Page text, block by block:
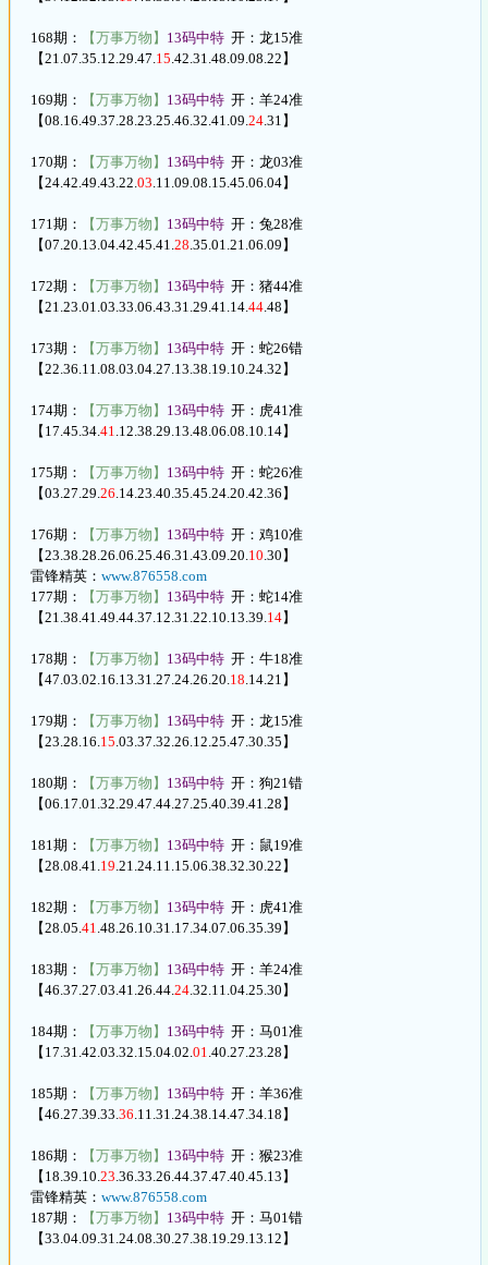
168期： 【万事万物】 13码中特 开：龙15准
【21.07.35.12.29.47.15.42.31.48.09.08.22】
169期： 【万事万物】 13码中特 开：羊24准
【08.16.49.37.28.23.25.46.32.41.09.24.31】
170期： 【万事万物】 13码中特 开：龙03准
【24.42.49.43.22.03.11.09.08.15.45.06.04】
171期： 【万事万物】 13码中特 开：兔28准
【07.20.13.04.42.45.41.28.35.01.21.06.09】
172期： 【万事万物】 13码中特 开：猪44准
【21.23.01.03.33.06.43.31.29.41.14.44.48】
173期： 【万事万物】 13码中特 开：蛇26错
【22.36.11.08.03.04.27.13.38.19.10.24.32】
174期： 【万事万物】 13码中特 开：虎41准
【17.45.34.41.12.38.29.13.48.06.08.10.14】
175期： 【万事万物】 13码中特 开：蛇26准
【03.27.29.26.14.23.40.35.45.24.20.42.36】
176期： 【万事万物】 13码中特 开：鸡10准
【23.38.28.26.06.25.46.31.43.09.20.10.30】
雷锋精英： www.876558.com
177期：
【万事万物】 13码中特 开：蛇14准
【21.38.41.49.44.37.12.31.22.10.13.39.14】
178期： 【万事万物】 13码中特 开：牛18准
【47.03.02.16.13.31.27.24.26.20.18.14.21】
179期： 【万事万物】 13码中特 开：龙15准
【23.28.16.15.03.37.32.26.12.25.47.30.35】
180期： 【万事万物】 13码中特 开：狗21错
【06.17.01.32.29.47.44.27.25.40.39.41.28】
181期： 【万事万物】 13码中特 开：鼠19准
【28.08.41.19.21.24.11.15.06.38.32.30.22】
182期： 【万事万物】 13码中特 开：虎41准
【28.05.41.48.26.10.31.17.34.07.06.35.39】
183期： 【万事万物】 13码中特 开：羊24准
【46.37.27.03.41.26.44.24.32.11.04.25.30】
184期： 【万事万物】 13码中特 开：马01准
【17.31.42.03.32.15.04.02.01.40.27.23.28】
185期： 【万事万物】 13码中特 开：羊36准
【46.27.39.33.36.11.31.24.38.14.47.34.18】
186期： 【万事万物】 13码中特 开：猴23准
【18.39.10.23.36.33.26.44.37.47.40.45.13】
雷锋精英： www.876558.com
187期：
【万事万物】 13码中特 开：马01错
【33.04.09.31.24.08.30.27.38.19.29.13.12】